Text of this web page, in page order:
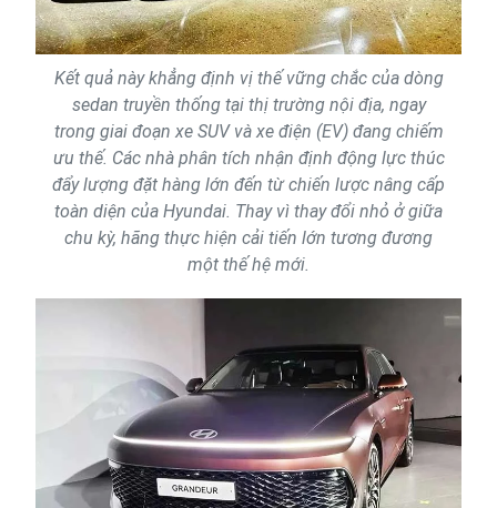
Kết quả này khẳng định vị thế vững chắc của dòng
sedan truyền thống tại thị trường nội địa, ngay
trong giai đoạn xe SUV và xe điện (EV) đang chiếm
ưu thế. Các nhà phân tích nhận định động lực thúc
đẩy lượng đặt hàng lớn đến từ chiến lược nâng cấp
toàn diện của Hyundai. Thay vì thay đổi nhỏ ở giữa
chu kỳ, hãng thực hiện cải tiến lớn tương đương
một thế hệ mới.